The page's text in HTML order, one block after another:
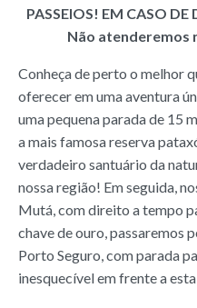
PASSEIOS! EM CASO
Não atenderemos
Conheça de perto o melhor
oferecer em uma aventura
uma pequena parada de 15
a mais famosa reserva
verdadeiro santuário da
nossa região! Em seguida,
Mutá, com direito a tempo
chave de ouro, passaremos
Porto Seguro, com parada
inesquecível em frente a